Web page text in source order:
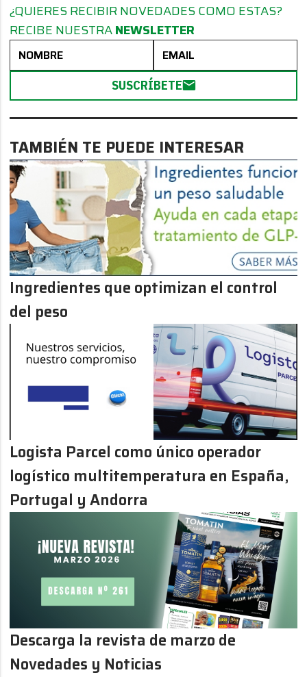
¿QUIERES RECIBIR NOVEDADES COMO ESTAS?
RECIBE NUESTRANEWSLETTER
SUSCRÍBETE
TAMBIÉN TE PUEDE INTERESAR
Ingredientes que optimizan el control
del peso
Logista Parcel como único operador
logístico multitemperatura en España,
Portugal y Andorra
Descarga la revista de marzo de
Novedades y Noticias